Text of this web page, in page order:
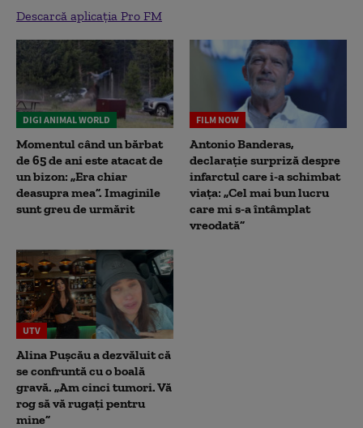
Descarcă aplicația Pro FM
DIGI ANIMAL WORLD
Momentul când un bărbat
de 65 de ani este atacat de
un bizon: „Era chiar
deasupra mea”. Imaginile
sunt greu de urmărit
FILM NOW
Antonio Banderas,
declarație surpriză despre
infarctul care i-a schimbat
viața: „Cel mai bun lucru
care mi s-a întâmplat
vreodată”
UTV
Alina Pușcău a dezvăluit că
se confruntă cu o boală
gravă. „Am cinci tumori. Vă
rog să vă rugați pentru
mine”